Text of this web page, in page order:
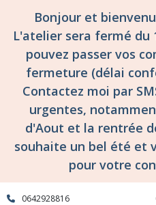
Bonjour et
L'atelier sera fermé du
pouvez passer vos
fermeture (délai
Contactez moi par
urgentes,
d'Aout et la rentrée
souhaite un bel été et
pour votre
0642928816